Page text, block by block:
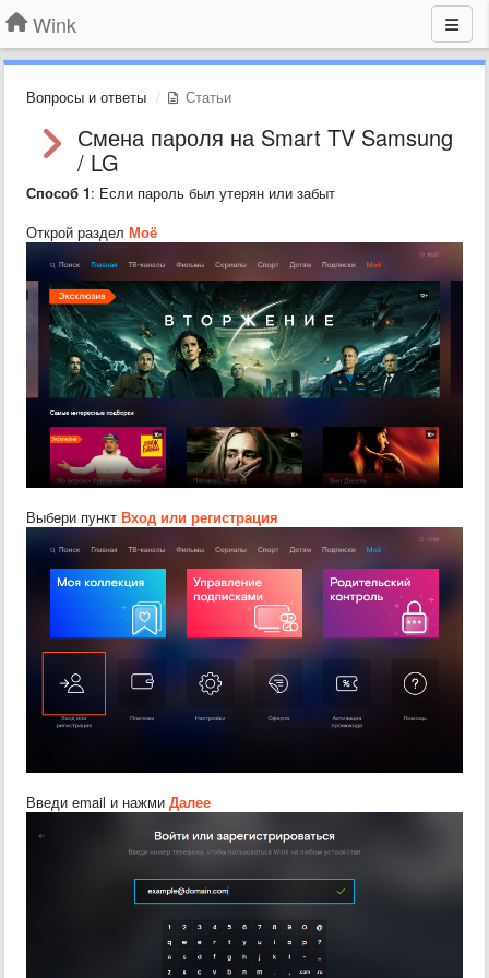
Wink
Вопросы и ответы Статьи
Смена пароля на Smart TV Samsung
/ LG
Способ 1: Если пароль был утерян или забыт
Открой раздел Моё
Выбери пункт Вход или регистрация
Введи email и нажми Далее